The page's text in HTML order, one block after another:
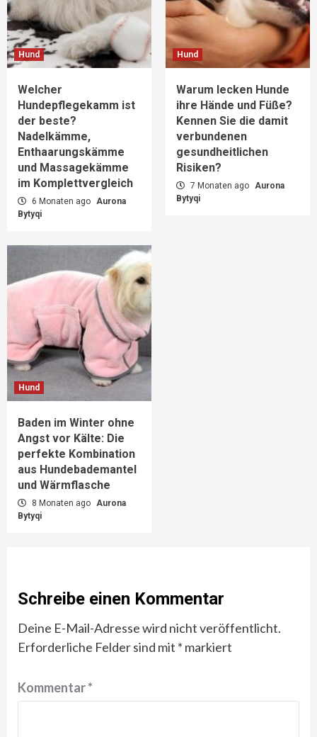
Hund
Welcher
Hundepflegekamm ist
der beste?
Nadelkämme,
Enthaarungskämme
und Massagekämme
im Komplettvergleich
6 Monaten ago Aurona
Bytyqi
Hund
Warum lecken Hunde
ihre Hände und Füße?
Kennen Sie die damit
verbundenen
gesundheitlichen
Risiken?
7 Monaten ago Aurona
Bytyqi
Hund
Baden im Winter ohne
Angst vor Kälte: Die
perfekte Kombination
aus Hundebademantel
und Wärmflasche
8 Monaten ago Aurona
Bytyqi
Schreibe einen Kommentar
Deine E-Mail-Adresse wird nicht veröffentlicht.
Erforderliche Felder sind mit * markiert
Kommentar*